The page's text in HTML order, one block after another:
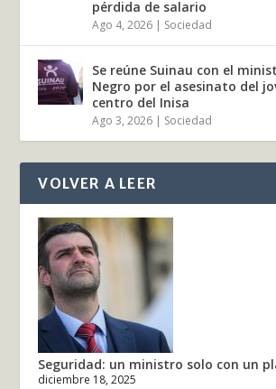
pérdida de salario
Ago 4, 2026 | Sociedad
Se reúne Suinau con el
Negro por el asesinato del
centro del Inisa
Ago 3, 2026 | Sociedad
VOLVER A LEER
Seguridad: un ministro solo con un
diciembre 18, 2025